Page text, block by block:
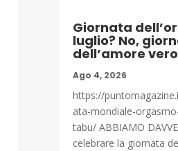
Giornata
luglio? No,
dell’amore
Ago 4, 2026
https://
ata-mondiale-
tabu/ ABBIAMO
celebrare la giornata